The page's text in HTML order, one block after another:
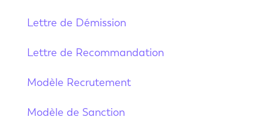
Lettre de Démission
Lettre de Recommandation
Modèle Recrutement
Modèle de Sanction